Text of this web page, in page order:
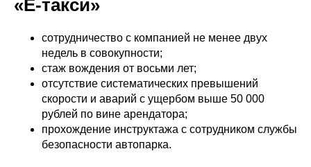
«Ё-такси»
сотрудничество с компанией не менее двух
недель в совокупности;
стаж вождения от восьми лет;
отсутствие систематических превышений
скорости и аварий с ущербом выше 50 000
рублей по вине арендатора;
прохождение инструктажа с сотрудником службы
безопасности автопарка.